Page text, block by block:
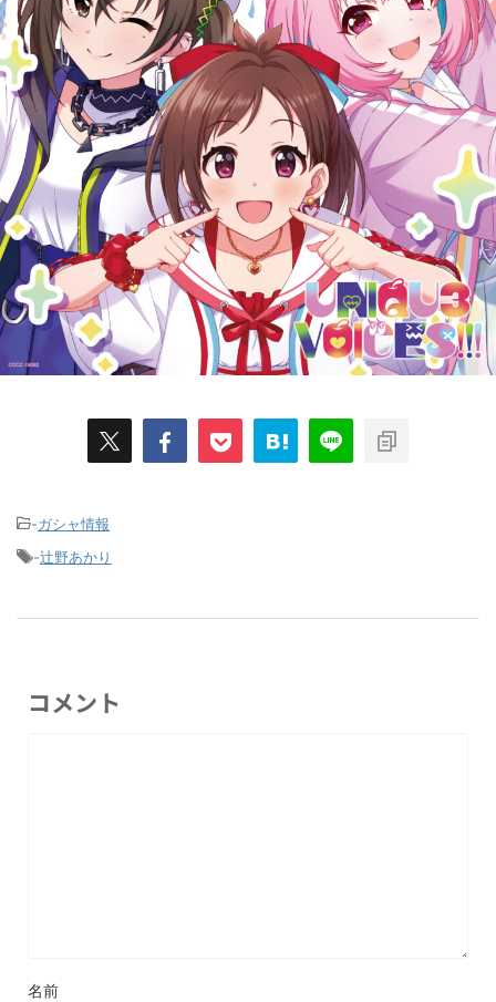
-ガシャ情報
-辻野あかり
コメント
名前